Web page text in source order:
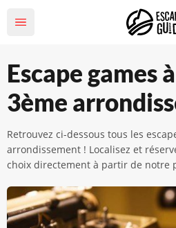
Escape games
3ème
Retrouvez ci-dessous tous les
arrondissement ! Localisez et
choix directement à partir de notre